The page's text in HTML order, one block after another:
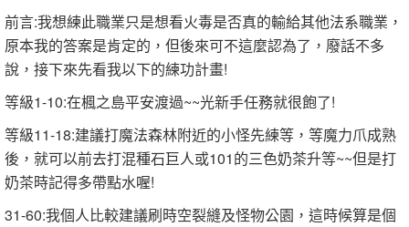
前言:我想練此職業只是想看火毒是否真的輸給其他法系職業，
原本我的答案是肯定的，但後來可不這麼認為了，廢話不多
說，接下來先看我以下的練功計畫!
等級1-10:在楓之島平安渡過~~光新手任務就很飽了!
等級11-18:建議打魔法森林附近的小怪先練等，等魔力爪成熟
後，就可以前去打混種石巨人或101的三色奶茶升等~~但是打
奶茶時記得多帶點水喔!
31-60:我個人比較建議刷時空裂縫及怪物公園，這時候算是個